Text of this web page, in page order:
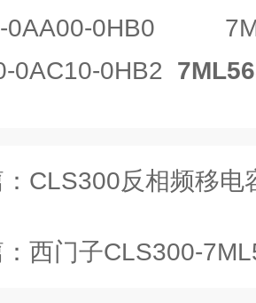
0AA00-0HB0
0AC10-0HB2
CLS300反相频移电容物位
西门子CLS300-7ML5650-